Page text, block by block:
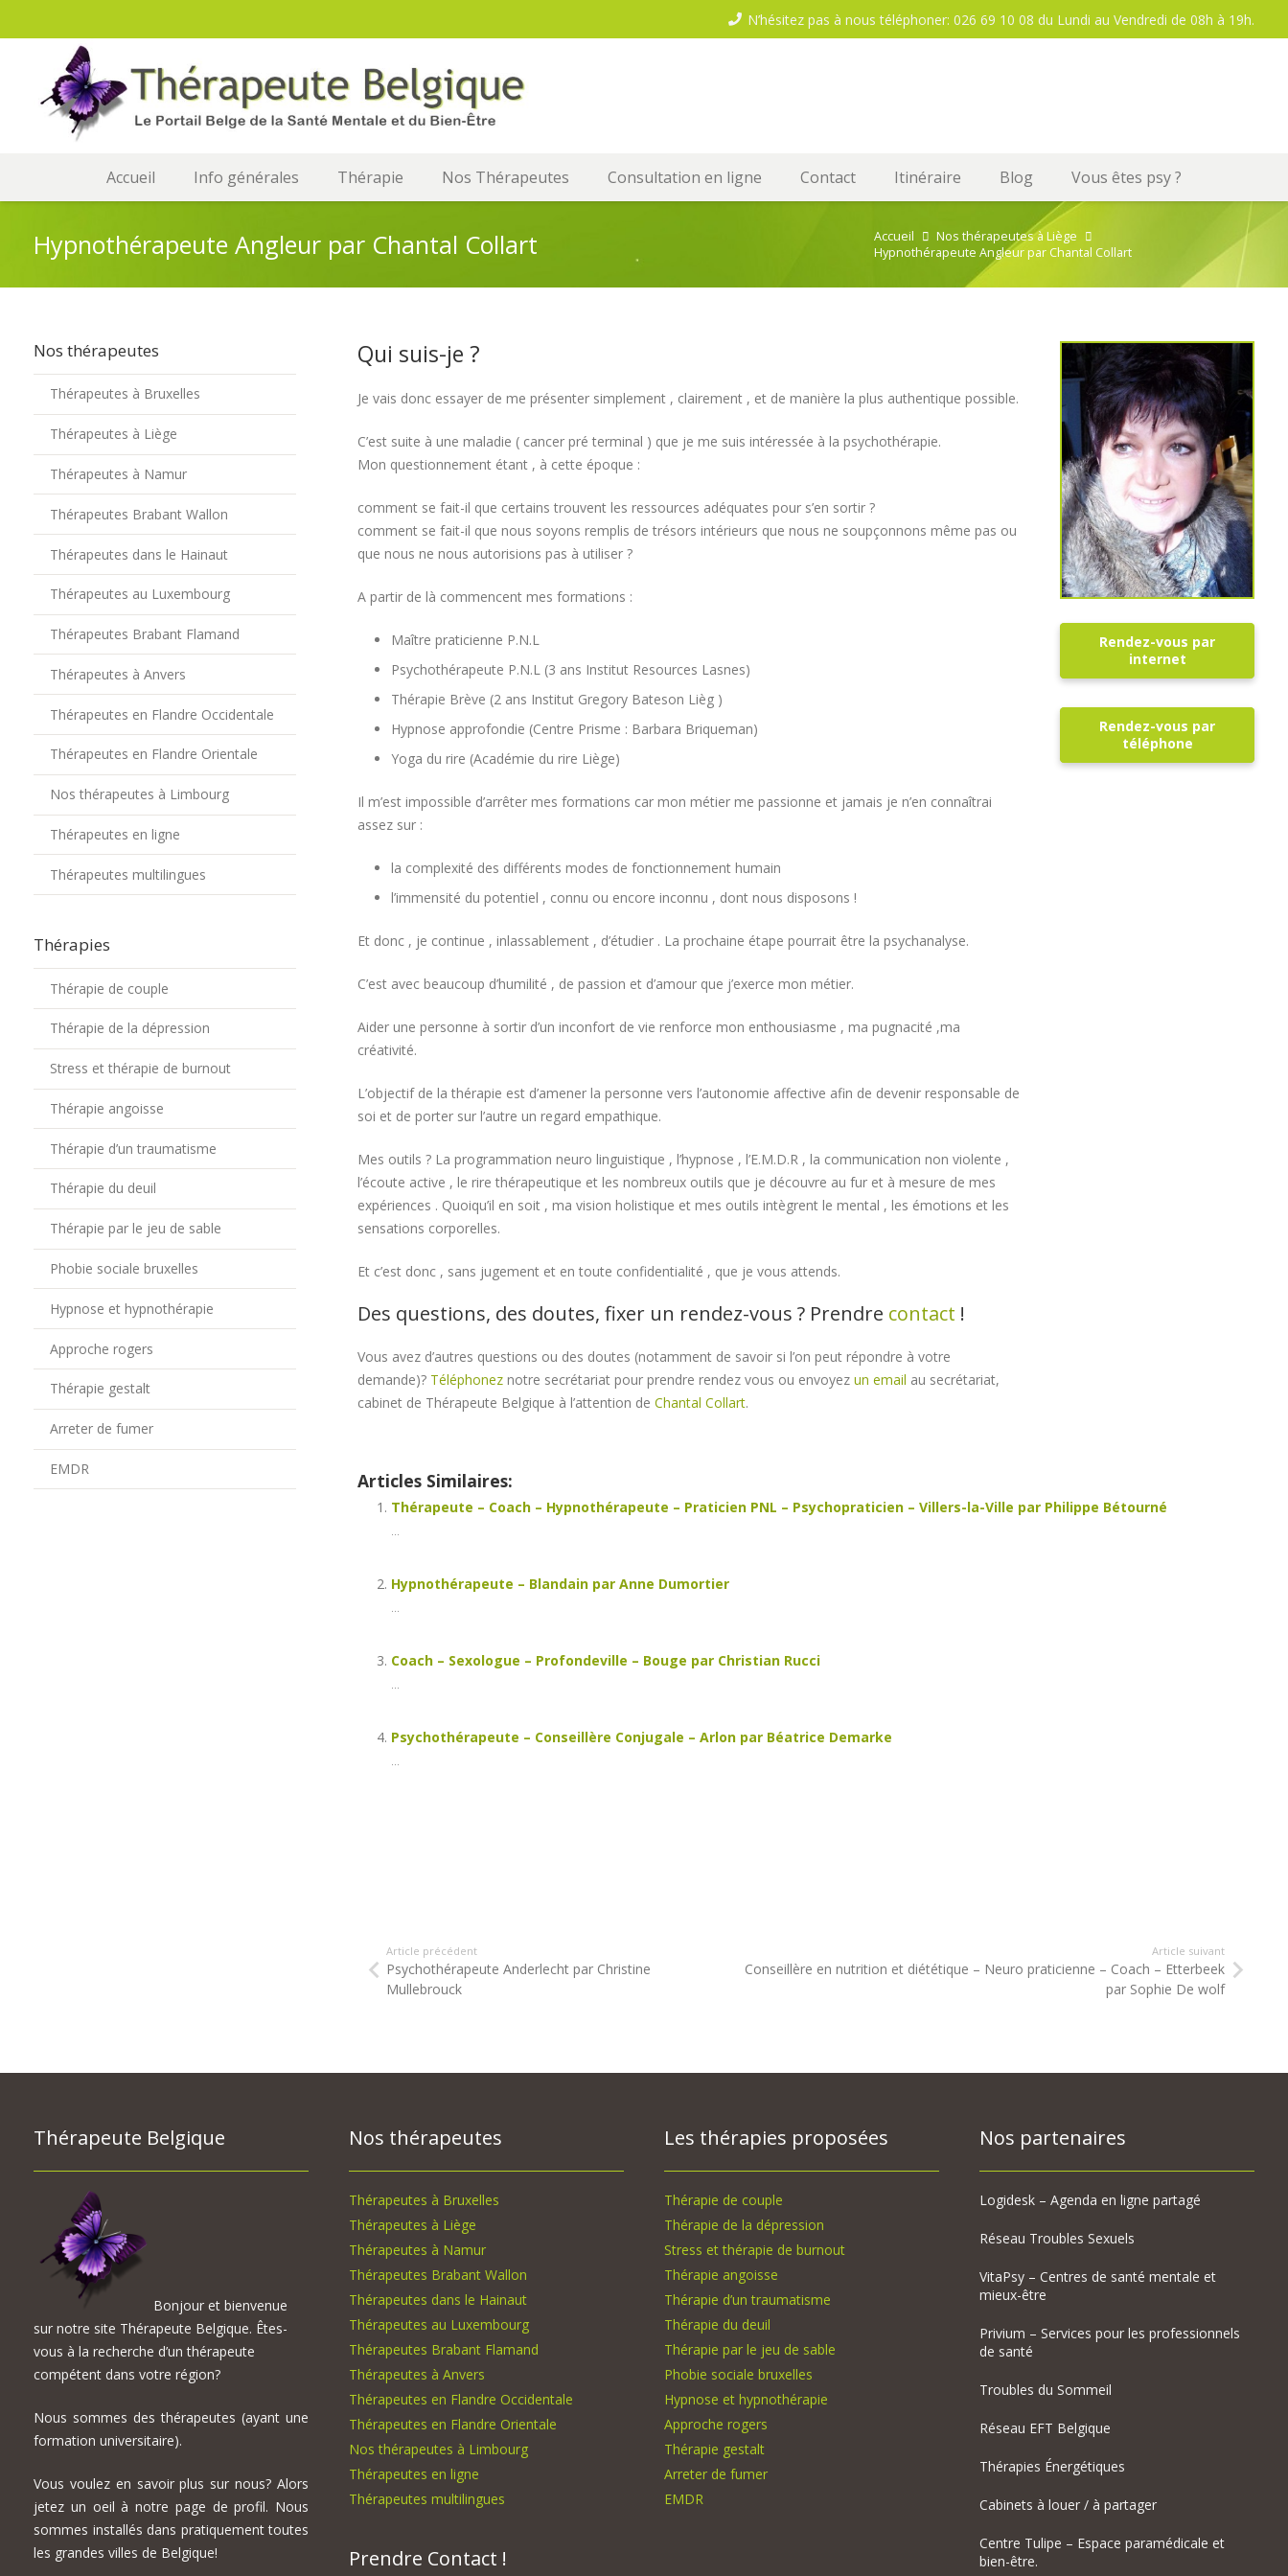
N’hésitez pas à nous téléphoner: 026 69 10 08 du Lundi au Vendredi de 08h à 19h.
Accueil Info générales Thérapie Nos Thérapeutes Consultation en ligne Contact Itinéraire Blog Vous êtes psy ?
Hypnothérapeute Angleur par Chantal Collart Accueil
Nos thérapeutes à Liège
Hypnothérapeute Angleur par Chantal Collart
Qui suis-je ?
Je vais donc essayer de me présenter simplement , clairement , et de manière la plus authentique possible.
C’est suite à une maladie ( cancer pré terminal ) que je me suis intéressée à la psychothérapie.
Mon questionnement étant , à cette époque :
comment se fait-il que certains trouvent les ressources adéquates pour s’en sortir ?
comment se fait-il que nous soyons remplis de trésors intérieurs que nous ne soupçonnons même pas ou
que nous ne nous autorisions pas à utiliser ?
A partir de là commencent mes formations :
Maître praticienne P.N.L
Psychothérapeute P.N.L (3 ans Institut Resources Lasnes)
Thérapie Brève (2 ans Institut Gregory Bateson Lièg )
Hypnose approfondie (Centre Prisme : Barbara Briqueman)
Yoga du rire (Académie du rire Liège)
Il m’est impossible d’arrêter mes formations car mon métier me passionne et jamais je n’en connaîtrai
assez sur :
la complexité des différents modes de fonctionnement humain
l’immensité du potentiel , connu ou encore inconnu , dont nous disposons !
Et donc , je continue , inlassablement , d’étudier . La prochaine étape pourrait être la psychanalyse.
C’est avec beaucoup d’humilité , de passion et d’amour que j’exerce mon métier.
Aider une personne à sortir d’un inconfort de vie renforce mon enthousiasme , ma pugnacité ,ma
créativité.
L’objectif de la thérapie est d’amener la personne vers l’autonomie affective afin de devenir responsable de
soi et de porter sur l’autre un regard empathique.
Mes outils ? La programmation neuro linguistique , l’hypnose , l’E.M.D.R , la communication non violente ,
l’écoute active , le rire thérapeutique et les nombreux outils que je découvre au fur et à mesure de mes
expériences . Quoiqu’il en soit , ma vision holistique et mes outils intègrent le mental , les émotions et les
sensations corporelles.
Et c’est donc , sans jugement et en toute confidentialité , que je vous attends.
Des questions, des doutes, fixer un rendez-vous ? Prendre contact !
Vous avez d’autres questions ou des doutes (notamment de savoir si l’on peut répondre à votre
demande)? Téléphoneznotre secrétariat pour prendre rendez vous ou envoyez un email au secrétariat,
cabinet de Thérapeute Belgique à l’attention de Chantal Collart.
Rendez-vous par
internet
Rendez-vous par
téléphone
Articles Similaires:
Thérapeute – Coach – Hypnothérapeute – Praticien PNL – Psychopraticien – Villers-la-Ville par Philippe Bétourné
...
Hypnothérapeute – Blandain par Anne Dumortier
...
Coach – Sexologue – Profondeville – Bouge par Christian Rucci
...
Psychothérapeute – Conseillère Conjugale – Arlon par Béatrice Demarke
...
Article précédent
Psychothérapeute Anderlecht par Christine
Mullebrouck
Article suivant
Conseillère en nutrition et diététique – Neuro praticienne – Coach – Etterbeek
par Sophie De wolf
Nos thérapeutes
Thérapeutes à Bruxelles
Thérapeutes à Liège
Thérapeutes à Namur
Thérapeutes Brabant Wallon
Thérapeutes dans le Hainaut
Thérapeutes au Luxembourg
Thérapeutes Brabant Flamand
Thérapeutes à Anvers
Thérapeutes en Flandre Occidentale
Thérapeutes en Flandre Orientale
Nos thérapeutes à Limbourg
Thérapeutes en ligne
Thérapeutes multilingues
Thérapies
Thérapie de couple
Thérapie de la dépression
Stress et thérapie de burnout
Thérapie angoisse
Thérapie d’un traumatisme
Thérapie du deuil
Thérapie par le jeu de sable
Phobie sociale bruxelles
Hypnose et hypnothérapie
Approche rogers
Thérapie gestalt
Arreter de fumer
EMDR
Thérapeute Belgique
Bonjour et bienvenue
sur notre site Thérapeute Belgique. Êtes-
vous à la recherche d’un thérapeute
compétent dans votre région?
Nous sommes des thérapeutes (ayant une
formation universitaire).
Vous voulez en savoir plus sur nous? Alors
jetez un oeil à notre page de profil. Nous
sommes installés dans pratiquement toutes
les grandes villes de Belgique!
Nos thérapeutes
Thérapeutes à Bruxelles
Thérapeutes à Liège
Thérapeutes à Namur
Thérapeutes Brabant Wallon
Thérapeutes dans le Hainaut
Thérapeutes au Luxembourg
Thérapeutes Brabant Flamand
Thérapeutes à Anvers
Thérapeutes en Flandre Occidentale
Thérapeutes en Flandre Orientale
Nos thérapeutes à Limbourg
Thérapeutes en ligne
Thérapeutes multilingues
Prendre Contact !
Les thérapies proposées
Thérapie de couple
Thérapie de la dépression
Stress et thérapie de burnout
Thérapie angoisse
Thérapie d’un traumatisme
Thérapie du deuil
Thérapie par le jeu de sable
Phobie sociale bruxelles
Hypnose et hypnothérapie
Approche rogers
Thérapie gestalt
Arreter de fumer
EMDR
Nos partenaires
Logidesk – Agenda en ligne partagé
Réseau Troubles Sexuels
VitaPsy – Centres de santé mentale et
mieux-être
Privium – Services pour les professionnels
de santé
Troubles du Sommeil
Réseau EFT Belgique
Thérapies Énergétiques
Cabinets à louer / à partager
Centre Tulipe – Espace paramédicale et
bien-être.